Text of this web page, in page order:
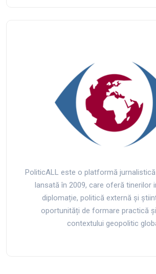
PoliticALL este o platformă jurnalistică
lansată în 2009, care oferă tinerilor
diplomație, politică externă și
oportunități de formare practică
contextului geopolitic